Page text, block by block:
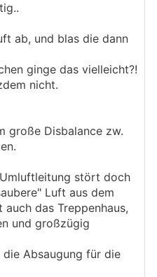
ab, und blas die dann
ginge das vielleicht?!
nicht.
große Disbalance zw.
stört doch
Luft aus dem
das Treppenhaus,
und großzügig
Absaugung für die